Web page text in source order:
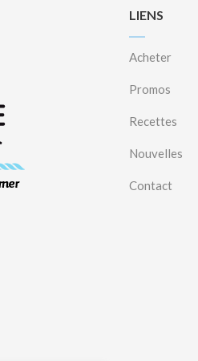
LIENS
Acheter
Promos
Recettes
Nouvelles
Contact